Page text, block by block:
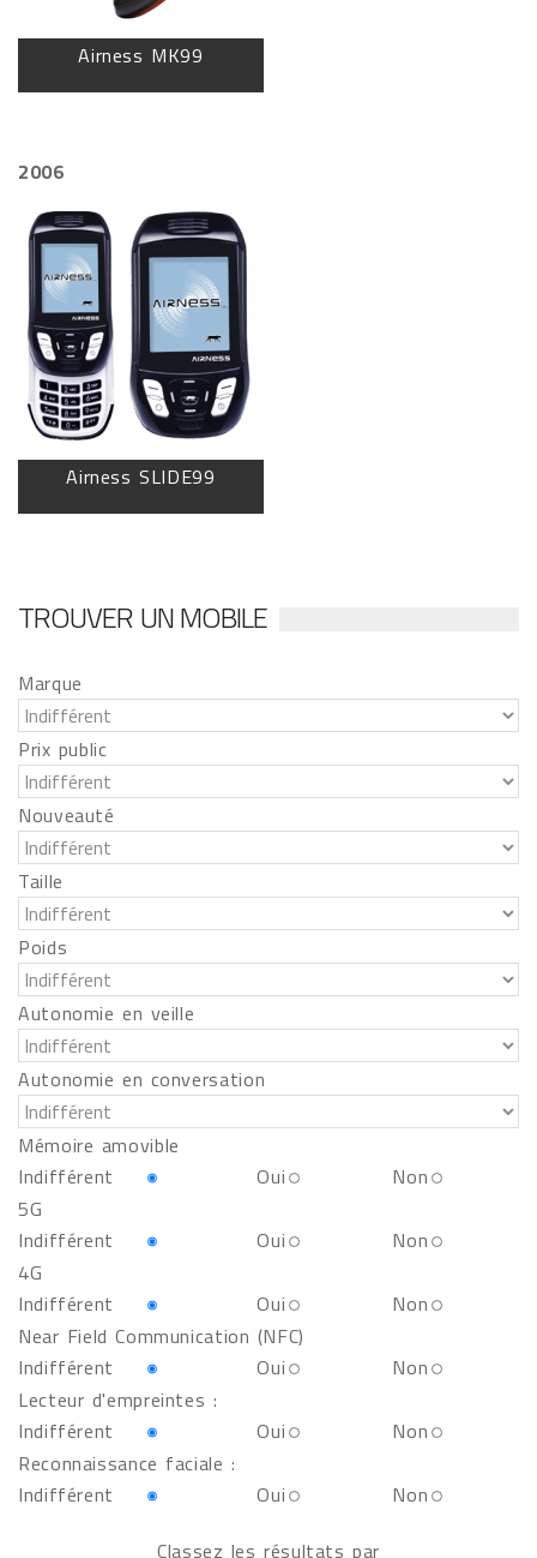
Airness MK99
2006
Airness SLIDE99
TROUVER UN MOBILE
Marque
Prix public
Nouveauté
Taille
Poids
Autonomie en veille
Autonomie en conversation
Mémoire amovible
Indifférent
Oui
Non
5G
Indifférent
Oui
Non
4G
Indifférent
Oui
Non
Near Field Communication (NFC)
Indifférent
Oui
Non
Lecteur d'empreintes :
Indifférent
Oui
Non
Reconnaissance faciale :
Indifférent
Oui
Non
Classez les résultats par